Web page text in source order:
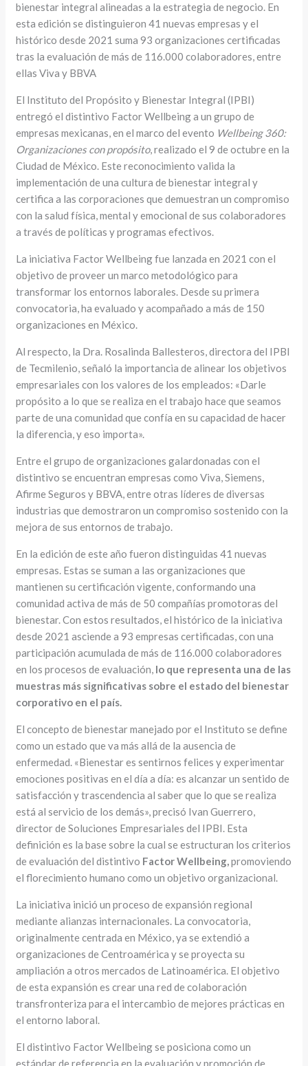
bienestar integral alineadas a la estrategia de negocio. En
esta edición se distinguieron 41 nuevas empresas y el
histórico desde 2021 suma 93 organizaciones certificadas
tras la evaluación de más de 116.000 colaboradores, entre
ellas Viva y BBVA
El Instituto del Propósito y Bienestar Integral (IPBI)
entregó el distintivo Factor Wellbeing a un grupo de
empresas mexicanas, en el marco del evento Wellbeing 360:
Organizaciones con propósito, realizado el 9 de octubre en la
Ciudad de México. Este reconocimiento valida la
implementación de una cultura de bienestar integral y
certifica a las corporaciones que demuestran un compromiso
con la salud física, mental y emocional de sus colaboradores
a través de políticas y programas efectivos.
La iniciativa Factor Wellbeing fue lanzada en 2021 con el
objetivo de proveer un marco metodológico para
transformar los entornos laborales. Desde su primera
convocatoria, ha evaluado y acompañado a más de 150
organizaciones en México.
Al respecto, la Dra. Rosalinda Ballesteros, directora del IPBI
de Tecmilenio, señaló la importancia de alinear los objetivos
empresariales con los valores de los empleados: «Darle
propósito a lo que se realiza en el trabajo hace que seamos
parte de una comunidad que confía en su capacidad de hacer
la diferencia, y eso importa».
Entre el grupo de organizaciones galardonadas con el
distintivo se encuentran empresas como Viva, Siemens,
Afirme Seguros y BBVA, entre otras líderes de diversas
industrias que demostraron un compromiso sostenido con la
mejora de sus entornos de trabajo.
En la edición de este año fueron distinguidas 41 nuevas
empresas. Estas se suman a las organizaciones que
mantienen su certificación vigente, conformando una
comunidad activa de más de 50 compañías promotoras del
bienestar. Con estos resultados, el histórico de la iniciativa
desde 2021 asciende a 93 empresas certificadas, con una
participación acumulada de más de 116.000 colaboradores
en los procesos de evaluación, lo que representa una de las
muestras más significativas sobre el estado del bienestar
corporativo en el país.
El concepto de bienestar manejado por el Instituto se define
como un estado que va más allá de la ausencia de
enfermedad. «Bienestar es sentirnos felices y experimentar
emociones positivas en el día a día: es alcanzar un sentido de
satisfacción y trascendencia al saber que lo que se realiza
está al servicio de los demás», precisó Ivan Guerrero,
director de Soluciones Empresariales del IPBI. Esta
definición es la base sobre la cual se estructuran los criterios
de evaluación del distintivo Factor Wellbeing,promoviendo
el florecimiento humano como un objetivo organizacional.
La iniciativa inició un proceso de expansión regional
mediante alianzas internacionales. La convocatoria,
originalmente centrada en México, ya se extendió a
organizaciones de Centroamérica y se proyecta su
ampliación a otros mercados de Latinoamérica. El objetivo
de esta expansión es crear una red de colaboración
transfronteriza para el intercambio de mejores prácticas en
el entorno laboral.
El distintivo Factor Wellbeing se posiciona como un
estándar de referencia en la evaluación y promoción de